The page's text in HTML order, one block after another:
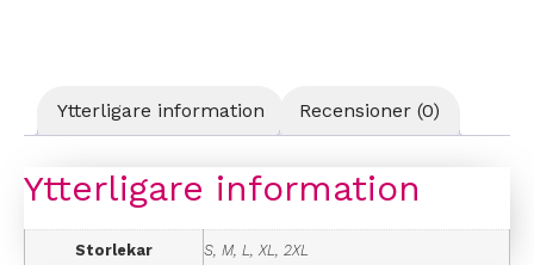
Ytterligare information Recensioner (0)
Ytterligare information
Storlekar S, M, L, XL, 2XL